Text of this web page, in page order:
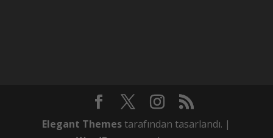
Elegant Themestarafından tasarlandı. |